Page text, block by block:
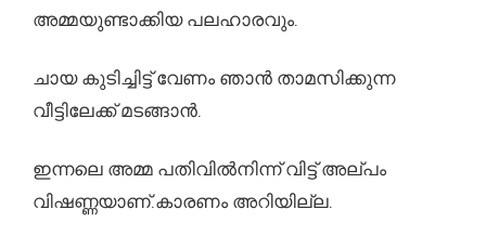
അമ്മയുണ്ടാക്കിയ പലഹാരവും.
ചായ കുടിച്ചിട്ട് വേണം ഞാൻ താമസിക്കുന്ന
വീട്ടിലേക്ക് മടങ്ങാൻ.
ഇന്നലെ അമ്മ പതിവിൽനിന്ന് വിട്ട് അല്പം
വിഷണ്ണയാണ്.കാരണം അറിയില്ല.